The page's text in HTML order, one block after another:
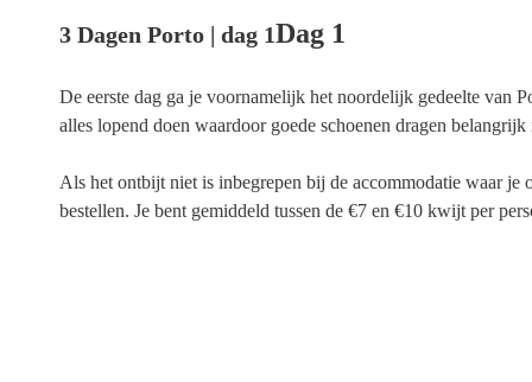
3 Dagen Porto | dag 1Dag 1
De eerste dag ga je voornamelijk het noordelijk gedeelte van
alles lopend doen waardoor goede schoenen dragen
Als het ontbijt niet is inbegrepen bij de accommodatie waar
bestellen. Je bent gemiddeld tussen de €7 en €10 kwijt per